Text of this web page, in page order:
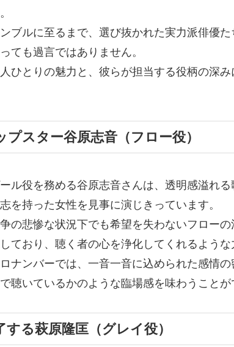
ブルに至るまで、選び抜かれた実力派俳優た
ても過言ではありません。
ひとりの魅力と、彼らが担当する役柄の深
スター谷原志音（フロー役）
ル役を務める谷原志音さんは、透明感溢れる
を持った女性を見事に演じきっています。
の悲惨な状況下でも希望を失わないフロー
ており、聴く者の心を浄化してくれるような
ナンバーでは、一音一音に込められた感情
聴いているかのような臨場感を味わうことが
る萩原隆匡（グレイ役）